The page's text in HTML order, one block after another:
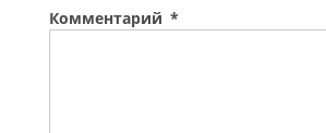
Комментарий *